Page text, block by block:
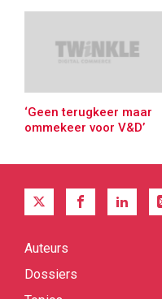
‘Geen terugkeer maar
ommekeer voor V&D’
Quick
Auteurs
Dossiers